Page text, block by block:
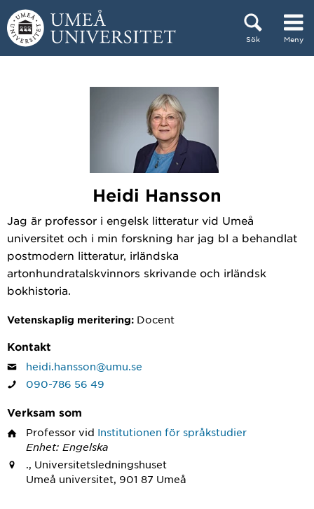
Hoppa direkt till innehållet
Sök Meny
Heidi Hansson
Jag är professor i engelsk litteratur vid Umeå
universitet och i min forskning har jag bl a behandlat
postmodern litteratur, irländska
artonhundratalskvinnors skrivande och irländsk
bokhistoria.
Vetenskaplig meritering: Docent
Kontakt
heidi.hansson@umu.se
090-786 56 49
Verksam som
Professor vid Institutionen för språkstudier
Enhet: Engelska
., Universitetsledningshuset
Umeå universitet, 901 87 Umeå